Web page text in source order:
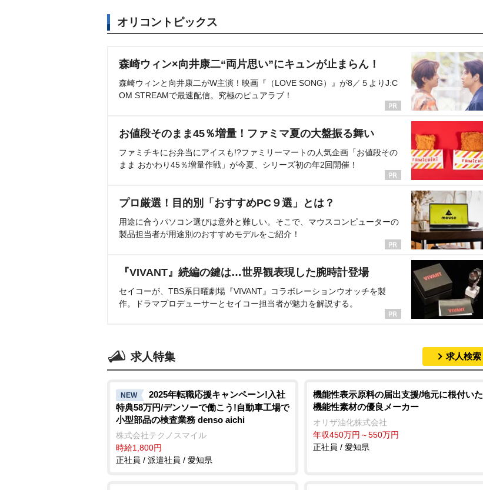
オリコントピックス
森崎ウィン×向井康二“両片思い”にキュンが止まらん！
森崎ウィンと向井康二がW主演！映画『（LOVE SONG）』が8／５よりJ:C
OM STREAMで最速配信。究極のピュアラブ！
お値段そのまま45％増量！ファミマ夏の大盤振る舞い
ファミチキにお弁当にアイスも!?ファミリーマートの人気企画「お値段その
まま おかわり45％増量作戦」が今夏、シリーズ初の年2回開催！
プロ厳選！目的別「おすすめPC９選」とは？
用途に合うパソコン選びは意外と難しい。そこで、マウスコンピューターの
製品担当者が用途別のおすすめモデルをご紹介！
『VIVANT』続編の鍵は…世界観表現した腕時計登場
セイコーが、TBS系日曜劇場『VIVANT』コラボレーションウオッチを製
作。ドラマプロデューサーとセイコー担当者が魅力を解説する。
求人特集 求人検索
NEW
2025年転職応援キャンペーン!入社
特典58万円/デンソーで働こう!自動車工場で
小型部品の検査業務 denso aichi
株式会社テクノスマイル
時給1,800円
正社員 / 派遣社員 / 愛知県
機能性表示原料の届出支援/地元に根付いた
機能性素材の優良メーカー
オリザ油化株式会社
年収450万円～550万円
正社員 / 愛知県